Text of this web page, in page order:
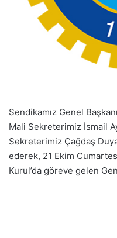
Sendikamız Genel
Mali Sekreterimiz İsmail
Sekreterimiz Çağdaş
ederek, 21 Ekim
Kurul’da göreve gelen